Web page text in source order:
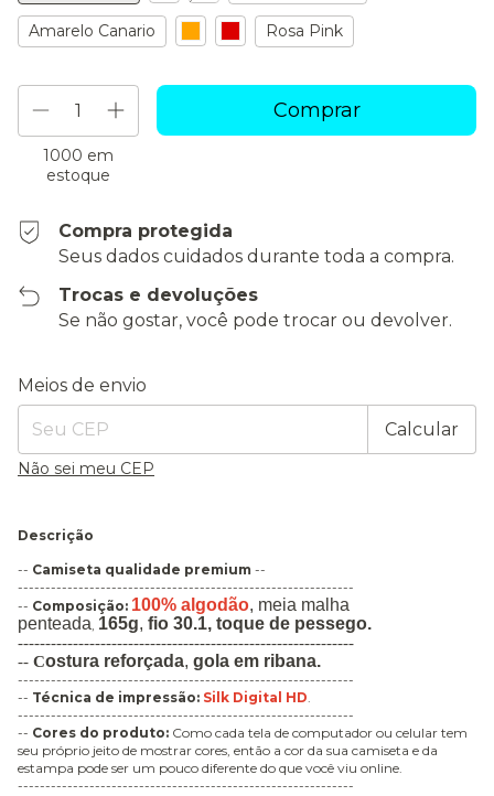
Amarelo Canario Rosa Pink
1000 em
estoque
Compra protegida
Seus dados cuidados durante toda a compra.
Trocas e devoluções
Se não gostar, você pode trocar ou devolver.
Entregas para o CEP:
Meios de envio
Calcular
Não sei meu CEP
Descrição
-- Camiseta qualidade premium --
-------------------------------------------------------------
-- Composição: 100% algodão, meia malha
penteada, 165g, fio 30.1, toque de pessego.
-------------------------------------------------------------
-- Costura reforçada, gola em ribana.
-------------------------------------------------------------
-- Técnica de impressão: Silk Digital HD.
-------------------------------------------------------------
-- Cores do produto: Como cada tela de computador ou celular tem
seu próprio jeito de mostrar cores, então a cor da sua camiseta e da
estampa pode ser um pouco diferente do que você viu online.
-------------------------------------------------------------